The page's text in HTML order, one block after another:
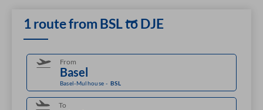
1 route from BSL to DJE
From
Basel-Mulhouse - BSL
To